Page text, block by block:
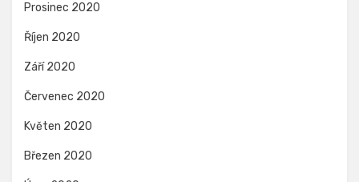
Prosinec 2020
Říjen 2020
Září 2020
Červenec 2020
Květen 2020
Březen 2020